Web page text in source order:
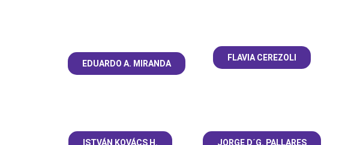
EDUARDO A. MIRANDA
FLAVIA CEREZOLI
ISTVÁN KOVÁCS H. JORGE D´G. PALLARES